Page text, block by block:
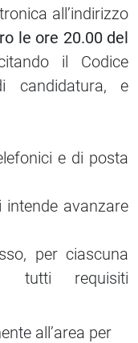
all’indirizzo
le ore 20.00 del
il Codice
candidatura, e
e di posta
avanzare
per ciascuna
tutti requisiti
all’area per